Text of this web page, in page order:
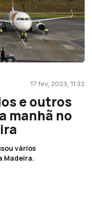
17 fev, 2023, 11:32
e outros
manhã no
vários
Madeira.